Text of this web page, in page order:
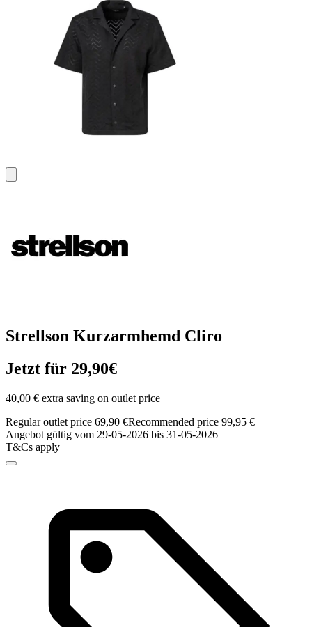
Strellson Kurzarmhemd Cliro
Jetzt für 29,90€
40,00 € extra saving on outlet price
Regular outlet price 69,90 €Recommended price 99,95 €
Angebot gültig vom 29-05-2026 bis 31-05-2026
T&Cs apply